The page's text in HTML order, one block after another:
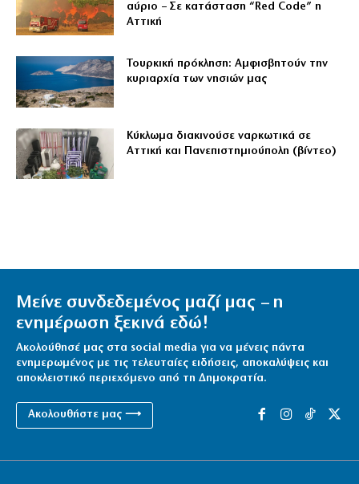
αύριο – Σε κατάσταση “Red Code” η
Αττική
Τουρκική πρόκληση: Αμφισβητούν την
κυριαρχία των νησιών μας
Κύκλωμα διακινούσε ναρκωτικά σε
Αττική και Πανεπιστημιούπολη (βίντεο)
Μείνε συνδεδεμένος μαζί μας – η
ενημέρωση ξεκινά εδώ!
Ακολούθησέ μας στα social media για να μένεις πάντα
ενημερωμένος με τις τελευταίες ειδήσεις, αποκαλύψεις και
αποκλειστικό περιεχόμενο από τη Δημοκρατία.
Ακολουθήστε μας ⟶